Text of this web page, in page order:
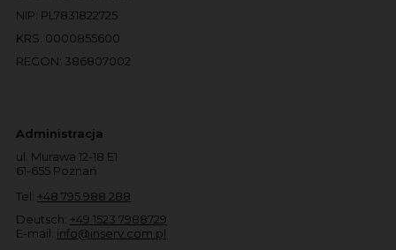
NIP: PL7831822725
KRS: 0000855600
REGON: 386807002
Administracja
ul. Murawa 12-18 E1
61-655 Poznań
Tel: +48 795 988 288
Deutsch: +49 1523 7988729
E-mail: info@inserv.com.pl